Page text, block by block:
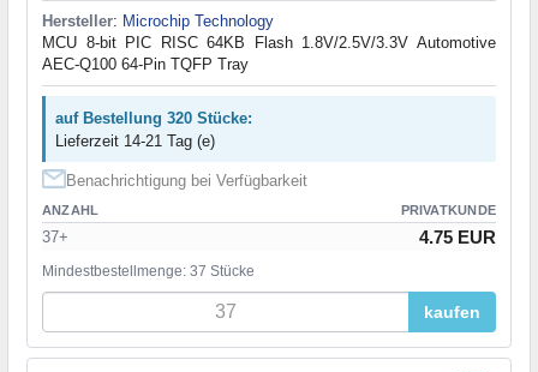
Hersteller: Microchip Technology
MCU 8-bit PIC RISC 64KB Flash 1.8V/2.5V/3.3V Automotive
AEC-Q100 64-Pin TQFP Tray
auf Bestellung 320 Stücke:
Lieferzeit 14-21 Tag (e)
Benachrichtigung bei Verfügbarkeit
ANZAHL PRIVATKUNDE
37+ 4.75 EUR
Mindestbestellmenge: 37 Stücke
kaufen